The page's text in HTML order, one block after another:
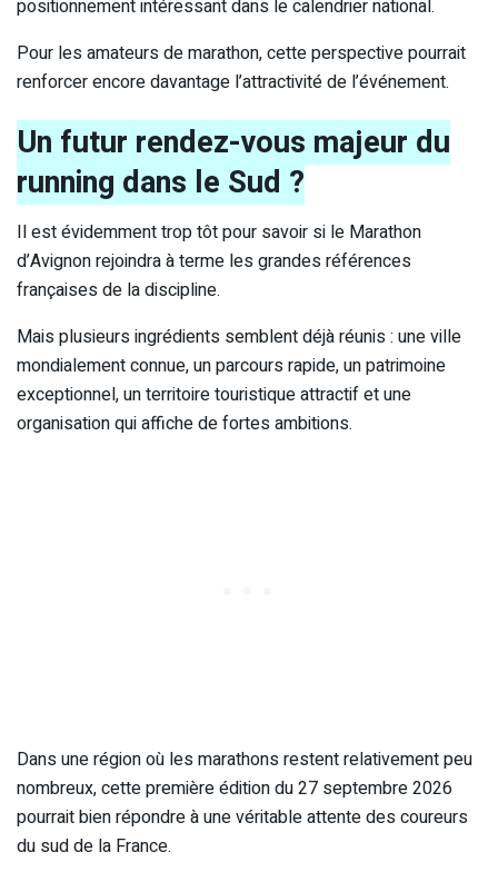
positionnement intéressant dans le calendrier national.
Pour les amateurs de marathon, cette perspective pourrait
renforcer encore davantage l’attractivité de l’événement.
Un futur rendez-vous majeur du
running dans le Sud ?
Il est évidemment trop tôt pour savoir si le Marathon
d’Avignon rejoindra à terme les grandes références
françaises de la discipline.
Mais plusieurs ingrédients semblent déjà réunis : une ville
mondialement connue, un parcours rapide, un patrimoine
exceptionnel, un territoire touristique attractif et une
organisation qui affiche de fortes ambitions.
Dans une région où les marathons restent relativement peu
nombreux, cette première édition du 27 septembre 2026
pourrait bien répondre à une véritable attente des coureurs
du sud de la France.